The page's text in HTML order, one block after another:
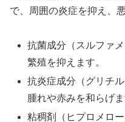
で、周囲の炎症を抑え、
抗菌成分（スルファ
繁殖を抑えます。
抗炎症成分（グリチ
腫れや赤みを和らげま
粘稠剤（ヒプロメロ